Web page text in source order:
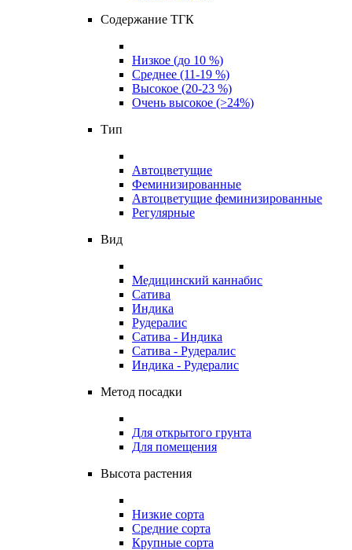
Содержание ТГК
Низкое (до 10 %)
Среднее (11-19 %)
Высокое (20-23 %)
Очень высокое (>24%)
Тип
Автоцветущие
Феминизированные
Автоцветущие феминизированные
Регулярные
Вид
Медицинский каннабис
Сатива
Индика
Рудералис
Сатива - Индика
Сатива - Рудералис
Индика - Рудералис
Метод посадки
Для открытого грунта
Для помещения
Высота растения
Низкие сорта
Средние сорта
Крупные сорта